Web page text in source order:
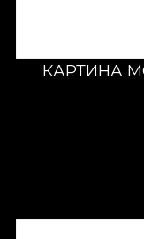
КАРТИНА